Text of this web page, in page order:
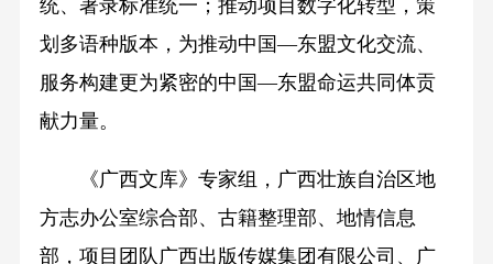
统、著录标准统一；推动项目数字化转型，策
划多语种版本，为推动中国—东盟文化交流、
服务构建更为紧密的中国—东盟命运共同体贡
献力量。
《广西文库》专家组，广西壮族自治区地
方志办公室综合部、古籍整理部、地情信息
部，项目团队广西出版传媒集团有限公司、广